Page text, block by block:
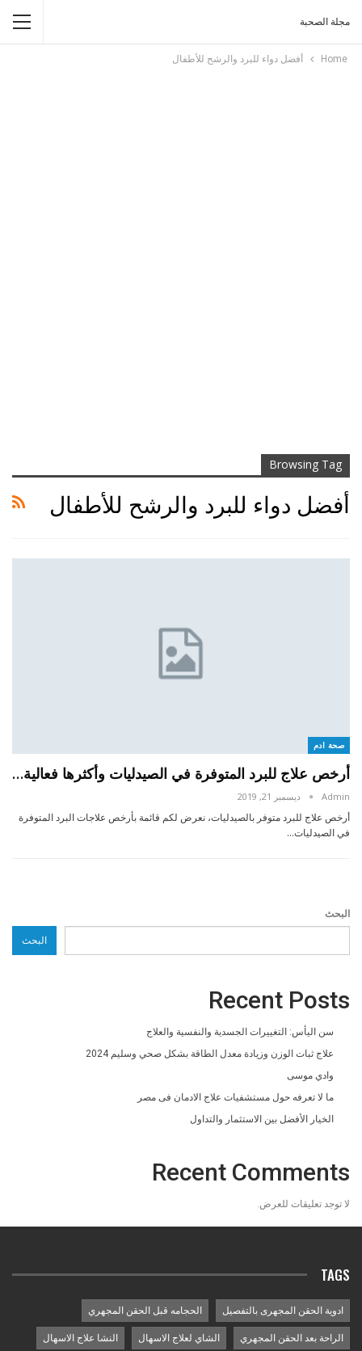
مجلة الصحبة
Home أفضل دواء للبرد والرشح للأطفال
Browsing Tag
أفضل دواء للبرد والرشح للأطفال
صحة ادم
أرخص علاج للبرد المتوفرة في الصيدليات وأكثرها فعالية…
Admin ديسمبر 21, 2019
أرخص علاج للبرد متوفر بالصيدليات، نعرض لكم قائمة بأرخص علاجات البرد المتوفرة
في الصيدليات…
البحث
البحث
Recent Posts
سن اليأس: التغييرات الجسدية والنفسية والعلاج
علاج ثبات الوزن وزيادة معدل الطاقة بشكل صحي وسليم 2024
وادي موسى
ما لا تعرفه حول مستشفيات علاج الادمان فى مصر
الخيار الأفضل بين الاستثمار والتداول
Recent Comments
لا توجد تعليقات للعرض.
TAGS
ادوية الحقن المجهرى بالتفصيل الحجامه قبل الحقن المجهري
الراحة بعد الحقن المجهري الشاي لعلاج الاسهال النشا علاج الاسهال